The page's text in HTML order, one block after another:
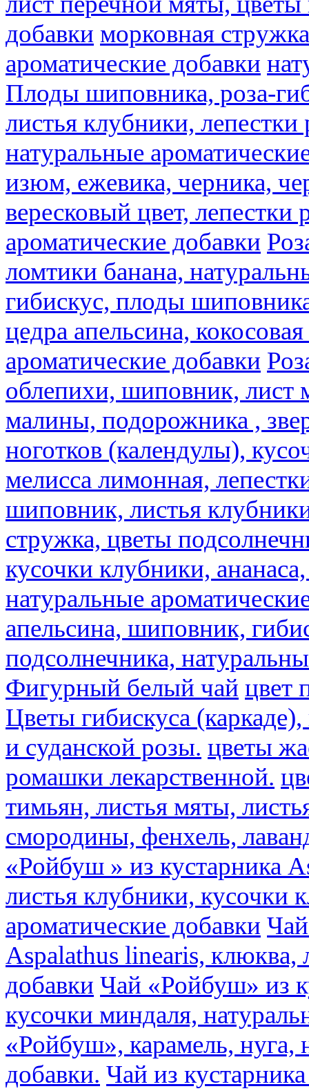
добавки морковная стружка
ароматические добавки
Плоды шиповника, роза-
листья клубники,
натуральные
изюм, ежевика, черника,
вересковый цвет, лепестки
ароматические добавки
ломтики банана,
гибискус, плоды
цедра апельсина,
ароматические добавки
облепихи, шиповник, лист
малины, подорожника ,
ноготков (календулы),
мелисса лимонная,
шиповник, листья
стружка, цветы
кусочки клубники,
натуральные
апельсина, шиповник,
подсолнечника,
Фигурный белый чай цвет
Цветы гибискуса
и суданской розы. цветы
ромашки лекарственной.
тимьян, листья мяты,
смородины, фенхель,
«Ройбуш » из кустарника
листья клубники, кусочки
ароматические добавки
Aspalathus linearis, клюква,
добавки Чай «Ройбуш» из
кусочки миндаля,
«Ройбуш», карамель, нуга,
добавки. Чай из